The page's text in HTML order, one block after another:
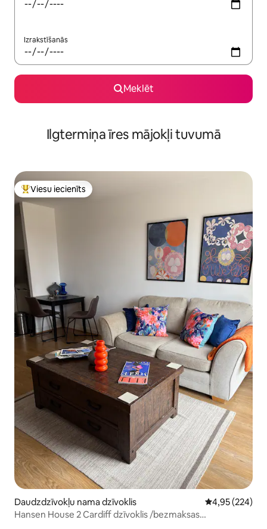
Izrakstīšanās
Meklēt
Ilgtermiņa īres mājokļi tuvumā
Populārs viesu iecienīts mājoklis
Viesu iecienīts
Daudzdzīvokļu nama dzīvoklis Vidējais
4,95 (224)
Hansen House 2 Cardiff dzīvoklis /bezmaksas